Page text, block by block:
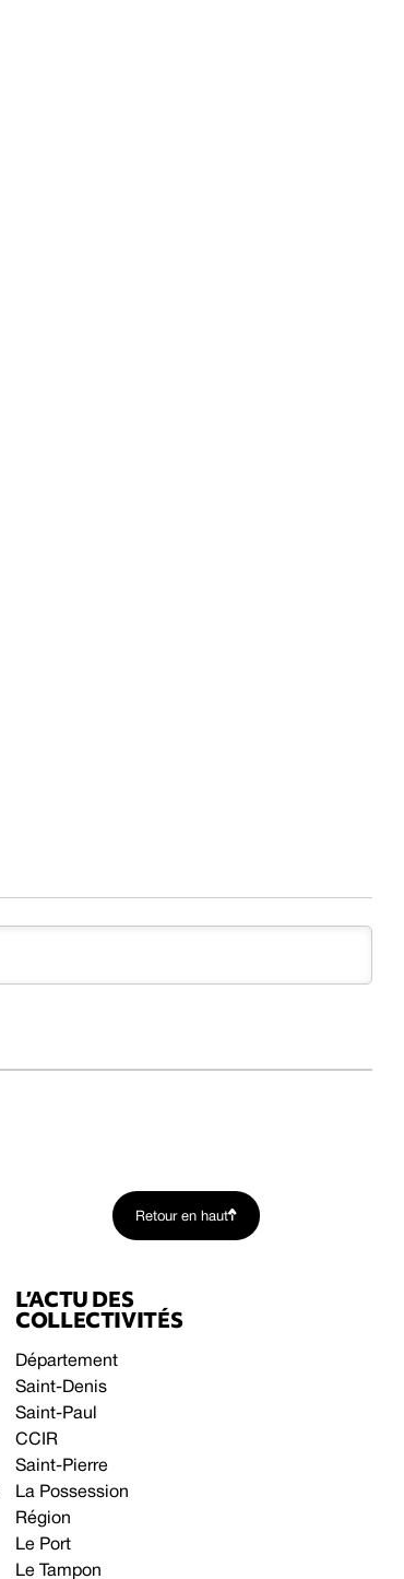
Retour en haut
L’ACTU DES
COLLECTIVITÉS
Département
Saint-Denis
Saint-Paul
CCIR
Saint-Pierre
La Possession
Région
Le Port
Le Tampon